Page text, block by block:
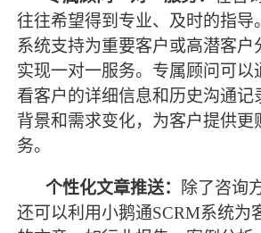
往往希望得到专业、及时的指导
系统支持为重要客户或高潜客户
实现一对一服务。专属顾问可以
看客户的详细信息和历史沟通记
背景和需求变化，为客户提供更
务。
个性化文章推送：
除了咨询
还可以利用小鹅通SCRM系统为